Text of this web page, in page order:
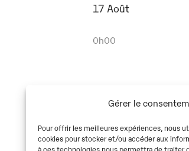
Gérer le
Pour offrir les meilleures expériences, nous
cookies pour stocker et/ou accéder aux
à ces technologies nous permettra de
17 Août
0h00